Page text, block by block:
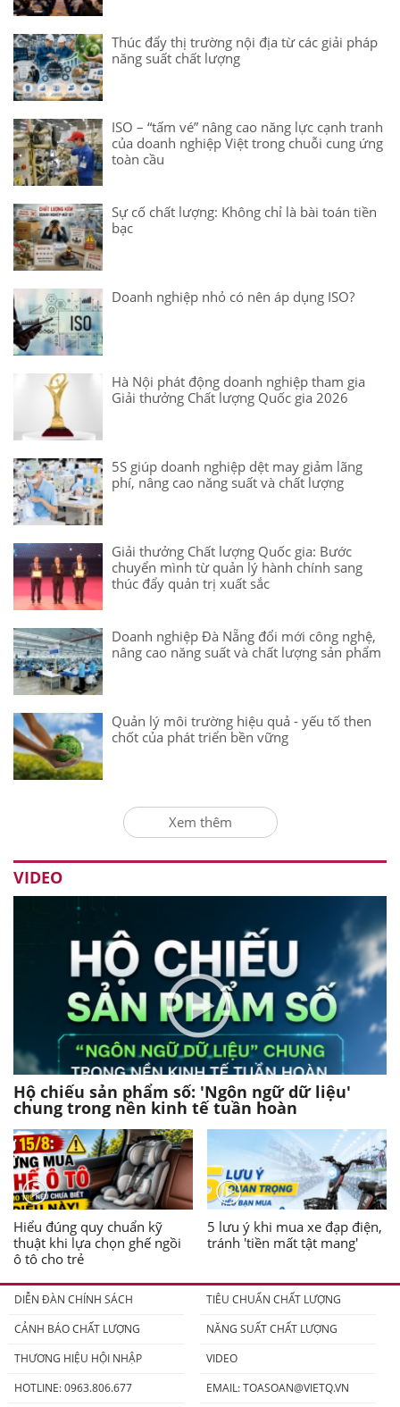
Thúc đẩy thị trường nội địa từ các giải pháp
năng suất chất lượng
ISO – “tấm vé” nâng cao năng lực cạnh tranh
của doanh nghiệp Việt trong chuỗi cung ứng
toàn cầu
Sự cố chất lượng: Không chỉ là bài toán tiền
bạc
Doanh nghiệp nhỏ có nên áp dụng ISO?
Hà Nội phát động doanh nghiệp tham gia
Giải thưởng Chất lượng Quốc gia 2026
5S giúp doanh nghiệp dệt may giảm lãng
phí, nâng cao năng suất và chất lượng
Giải thưởng Chất lượng Quốc gia: Bước
chuyển mình từ quản lý hành chính sang
thúc đẩy quản trị xuất sắc
Doanh nghiệp Đà Nẵng đổi mới công nghệ,
nâng cao năng suất và chất lượng sản phẩm
Quản lý môi trường hiệu quả - yếu tố then
chốt của phát triển bền vững
Xem thêm
VIDEO
Hộ chiếu sản phẩm số: 'Ngôn ngữ dữ liệu'
chung trong nền kinh tế tuần hoàn
Hiểu đúng quy chuẩn kỹ
thuật khi lựa chọn ghế ngồi
ô tô cho trẻ
5 lưu ý khi mua xe đạp điện,
tránh 'tiền mất tật mang'
DIỄN ĐÀN CHÍNH SÁCH
TIÊU CHUẨN CHẤT LƯỢNG
CẢNH BÁO CHẤT LƯỢNG
NĂNG SUẤT CHẤT LƯỢNG
THƯƠNG HIỆU HỘI NHẬP
VIDEO
HOTLINE: 0963.806.677
EMAIL:TOASOAN@VIETQ.VN